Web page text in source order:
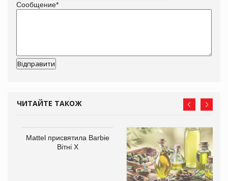
Сообщение*
ЧИТАЙТЕ ТАКОЖ
Mattel присвятила Barbie
Вітні Х